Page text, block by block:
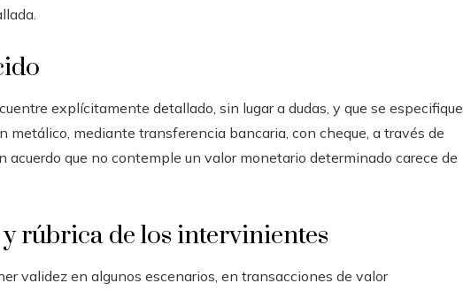
explícitamente detallado, sin lugar a dudas, y que se especifique
metálico, mediante transferencia bancaria, con cheque, a través de
acuerdo que no contemple un valor monetario determinado carece de
rúbrica de los intervinientes
validez en algunos escenarios, en transacciones de valor